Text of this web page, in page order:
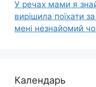
У речах мами я
вирішила поїхати
мені незнайомий
Календарь